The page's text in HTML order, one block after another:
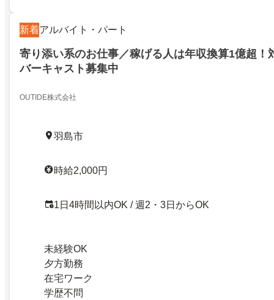
新着アルバイト・パート
寄り添い系のお仕事／稼げる人は年収換算1億超！
バーキャスト募集中
OUTIDE株式会社
羽島市
時給2,000円
1日4時間以内OK / 週2・3日からOK
未経験OK
夕方勤務
在宅ワーク
学歴不問